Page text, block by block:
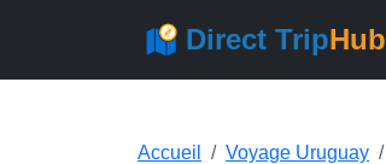
Direct TripHub
Accueil Voyage Uruguay